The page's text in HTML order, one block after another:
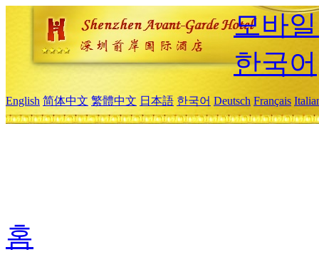
모바
한국어
English 简体中文 繁體中文 日本語 한국어 Deutsch Français
홈